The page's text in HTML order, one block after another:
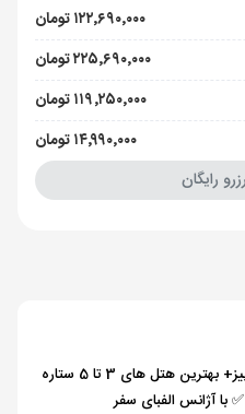
۱۲۲٬۶۹۰٬۰۰۰ تومان
۲۲۵٬۶۹۰٬۰۰۰ تومان
۱۱۹٬۲۵۰٬۰۰۰ تومان
۱۴٬۹۹۰٬۰۰۰ تومان
رایگان
تور دبی از تهران ارزان قیمت ویژه پاییز+ بهترین هتل های 3 تا 5 ستاره
با آژانس الفبای سفر